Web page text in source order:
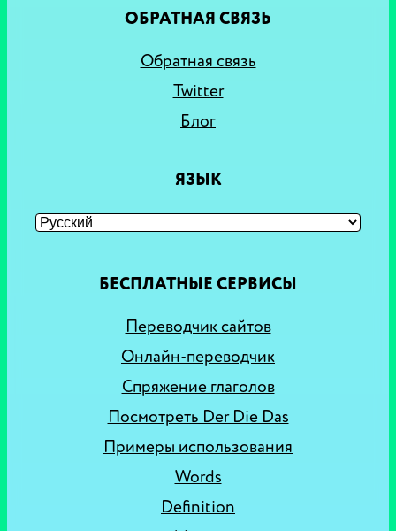
ОБРАТНАЯ СВЯЗЬ
Обратная связь
Twitter
Блог
ЯЗЫК
БЕСПЛАТНЫЕ СЕРВИСЫ
Переводчик сайтов
Онлайн-переводчик
Спряжение глаголов
Посмотреть Der Die Das
Примеры использования
Words
Definition